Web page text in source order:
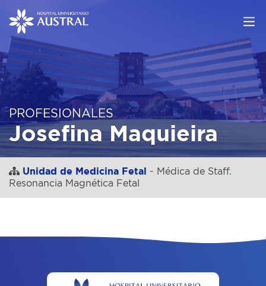
PROFESIONALES
Josefina Maquieira
Unidad de Medicina Fetal
- Médica de Staff.
Resonancia Magnética Fetal